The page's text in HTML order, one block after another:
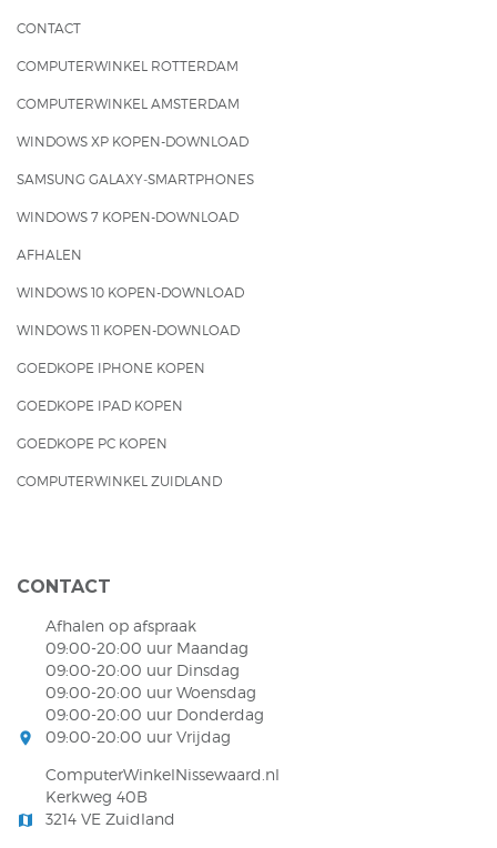
CONTACT
COMPUTERWINKEL ROTTERDAM
COMPUTERWINKEL AMSTERDAM
WINDOWS XP KOPEN-DOWNLOAD
SAMSUNG GALAXY‑SMARTPHONES
WINDOWS 7 KOPEN-DOWNLOAD
AFHALEN
WINDOWS 10 KOPEN-DOWNLOAD
WINDOWS 11 KOPEN-DOWNLOAD
GOEDKOPE IPHONE KOPEN
GOEDKOPE IPAD KOPEN
GOEDKOPE PC KOPEN
COMPUTERWINKEL ZUIDLAND
CONTACT
room
Afhalen op afspraak
09:00-20:00 uur Maandag
09:00-20:00 uur Dinsdag
09:00-20:00 uur Woensdag
09:00-20:00 uur Donderdag
09:00-20:00 uur Vrijdag
map
ComputerWinkelNissewaard.nl
Kerkweg 40B
3214 VE Zuidland